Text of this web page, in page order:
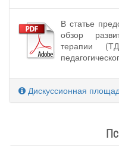
В статье
обзор
терапии
Дискуссионная